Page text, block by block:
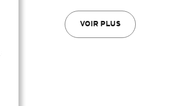
VOIR PLUS